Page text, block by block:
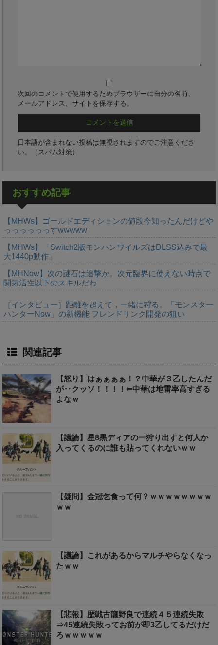
次回のコメントで使用するためブラウザーに自分の名前、
メールアドレス、サイトを保存する。
日本語が含まれない投稿は無視されますのでご注意くださ
い。（スパム対策）
おすすめ記事
【MHWs】ゴールドエディションの値段今知ったんだけどや
っっっっっっすwwwww
【MHWs】「Switch2版モンハンワイルズはDLSS込みで最
大1440p動作」
【MHNow】次の謎石は追撃か。次元臨界に使えない時点で
闘気活性以下のスキルだわ
［インタビュー］距離を超えて，一緒に狩る。「モンスター
ハンターNow」の新機能 フレンドリンク開発の狙い
関連記事
【怒り】はぁぁぁぁ！？中華が３乙したんだ
が‥クッソ！！！！⇐中華は地雷率高すぎる
よなｗ
【議論】星8黒ディアの一狩り出すと何人か
入ってくるのに誰も貼ってくれないｗｗ
【疑問】金冠乞食って何？ｗｗｗｗｗｗｗｗ
ｗｗ
【議論】これがあるからマルチやらなくなっ
たｗｗ
【悲報】歴戦古龍野良で連続４５連続失敗
⇒45連続失敗ってお前が即3乙してるだけだ
ろｗｗｗｗｗ